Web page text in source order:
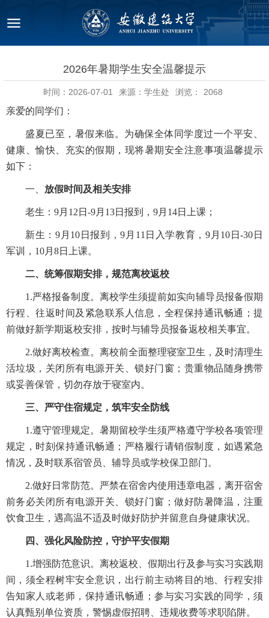
2026年暑期学生安全温馨提示
时间：2026-07-01 来源：学生处 浏览： 2068
亲爱的同学们：
盛夏已至，暑假来临。为确保全体同学度过一个平安、
健康、愉快、充实的假期，现将暑期安全注意事项温馨提示
如下：
一、 放假时间及相关安排
老生：9月12日-9月13日报到，9月14日上课；
新生：9月10日报到，9月11日入学教育，9月10日-30日
军训，10月8日上课。
二、统筹假期安排，规范离校返校
1.严格报备制度。离校学生须提前如实向辅导员报备假期
行程、往返时间及紧急联系人信息，全程保持通讯畅通；提
前做好新学期返校安排，按时与辅导员报备返校相关事宜。
2.做好离校检查。离校前全面整理寝室卫生，及时清理生
活垃圾，关闭所有电源开关、锁好门窗；贵重物品随身携带
或妥善保管，切勿存放于寝室内。
三、严守住宿规定，筑牢安全防线
1.遵守管理规定。暑期留校学生须严格遵守学校各项管理
规定，时刻保持通讯畅通；严格履行请销假制度，如遇紧急
情况，及时联系宿管员、辅导员或学校保卫部门。
2.做好日常防范。严禁在宿舍内使用违章电器，离开宿舍
前务必关闭所有电源开关、锁好门窗；做好防暑降温，注重
饮食卫生，遇高温不适及时做好防护并留意自身健康状况。
四、强化风险防控， 守护平安假期
1.增强防范意识。离校返校、假期出行及参与实习实践期
间，须全程树牢安全意识，出行前主动将目的地、行程安排
告知家人或老师，保持通讯畅通；参与实习实践的同学，须
认真甄别单位资质，警惕虚假招聘、违规收费等求职陷阱。